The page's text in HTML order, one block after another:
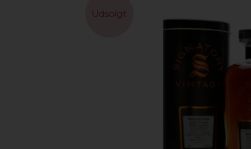
Udsolgt